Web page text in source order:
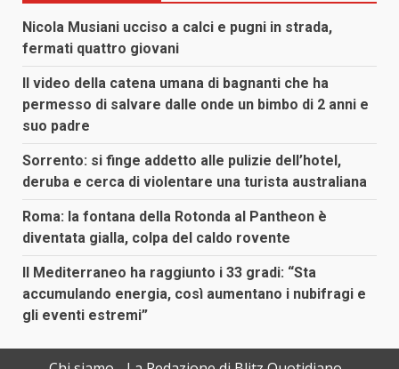
Nicola Musiani ucciso a calci e pugni in strada,
fermati quattro giovani
Il video della catena umana di bagnanti che ha
permesso di salvare dalle onde un bimbo di 2 anni e
suo padre
Sorrento: si finge addetto alle pulizie dell’hotel,
deruba e cerca di violentare una turista australiana
Roma: la fontana della Rotonda al Pantheon è
diventata gialla, colpa del caldo rovente
Il Mediterraneo ha raggiunto i 33 gradi: “Sta
accumulando energia, così aumentano i nubifragi e
gli eventi estremi”